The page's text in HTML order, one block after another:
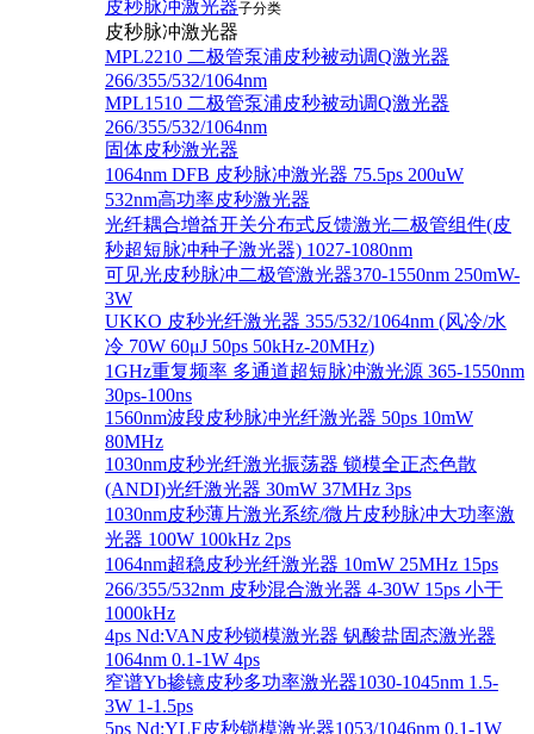
皮秒脉冲激光器子分类
皮秒脉冲激光器
​MPL2210 二极管泵浦皮秒被动调Q激光器
266/355/532/1064nm
MPL1510 二极管泵浦皮秒被动调Q激光器
266/355/532/1064nm
固体皮秒激光器
1064nm DFB 皮秒脉冲激光器 75.5ps 200uW
532nm高功率皮秒激光器
光纤耦合增益开关分布式反馈激光二极管组件(皮
秒超短脉冲种子激光器) 1027-1080nm
可见光皮秒脉冲二极管激光器370-1550nm 250mW-
3W
UKKO 皮秒光纤激光器 355/532/1064nm (风冷/水
冷 70W 60μJ 50ps 50kHz-20MHz)
1GHz重复频率 多通道超短脉冲激光源 365-1550nm
30ps-100ns
1560nm波段皮秒脉冲光纤激光器 50ps 10mW
80MHz
1030nm皮秒光纤激光振荡器 锁模全正态色散
(ANDI)光纤激光器 30mW 37MHz 3ps
1030nm皮秒薄片激光系统/微片皮秒脉冲大功率激
光器 100W 100kHz 2ps
1064nm超稳皮秒光纤激光器 10mW 25MHz 15ps
266/355/532nm 皮秒混合激光器 4-30W 15ps 小于
1000kHz
4ps Nd:VAN皮秒锁模激光器 钒酸盐固态激光器
1064nm 0.1-1W 4ps
窄谱Yb掺镱皮秒多功率激光器1030-1045nm 1.5-
3W 1-1.5ps
5ps Nd:YLF皮秒锁模激光器1053/1046nm 0.1-1W